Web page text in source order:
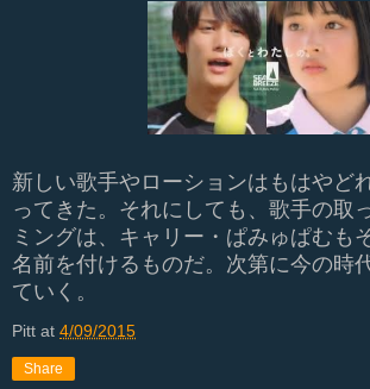
新しい歌手やローションはもはやど
ってきた。それにしても、歌手の取
ミングは、キャリー・ぱみゅぱむも
名前を付けるものだ。次第に今の時
ていく。
Pitt at 4/09/2015
Share